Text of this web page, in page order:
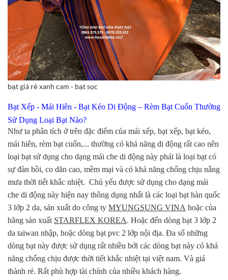
bạt giá rẻ xanh cam - bạt sọc
Bạt Xếp - Mái Hiên - Bạt Kéo Di Động – Rèm Bạt Cuốn Thường
Sử Dụng Loại Bạt Nào?
Như ta phân tích ở trên đặc điểm của mái xếp, bạt xếp, bạt kéo,
mái hiên, rèm bạt cuốn,... thường có khả năng di động rất cao nên
loại bạt sử dụng cho dạng mái che di động này phải là loại bạt có
sự đàn hồi, co dãn cao, mềm mại và có khả năng chống chịu nắng
mưa thời tiết khắc nhiệt. Chủ yếu được sử dụng cho dạng mái
che di động này hiện nay thông dụng nhất là các loại bạt hàn quốc
3 lớp 2 da, sản xuất do công ty MYUNGSUNG VINA hoặc của
hãng sản xuất STARFLEX KOREA. Hoặc đến dòng bạt 3 lớp 2
da taiwan nhập, hoặc dòng bạt pvc 2 lớp nội địa. Đa số những
dòng bạt này được sử dụng rất nhiều bởi các dòng bạt này có khả
năng chống chịu được thời tiết khắc nhiệt tại việt nam. Và giá
thành rẻ. Rất phù hợp tài chính của nhiều khách hàng.